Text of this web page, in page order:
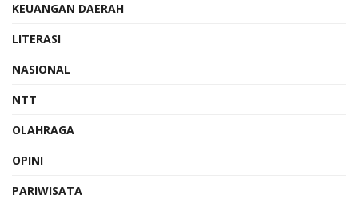
KEUANGAN DAERAH
LITERASI
NASIONAL
NTT
OLAHRAGA
OPINI
PARIWISATA